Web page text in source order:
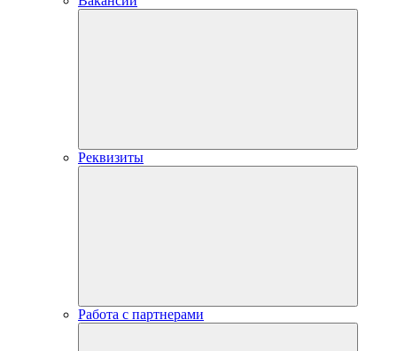
Реквизиты
Работа с партнерами